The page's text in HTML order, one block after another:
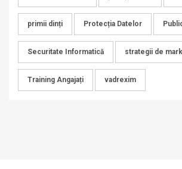
primii dinți Protecția Datelor
Securitate Informatică strategii de
Training Angajați vadrexim